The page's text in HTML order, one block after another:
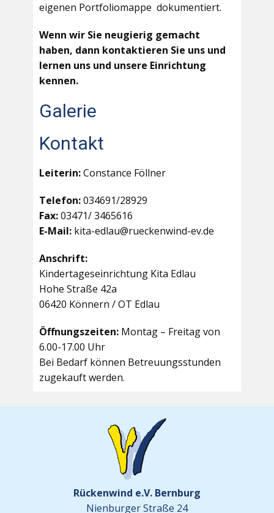
eigenen Portfoliomappe dokumentiert.
Wenn wir Sie neugierig gemacht
haben, dann kontaktieren Sie uns und
lernen uns und unsere Einrichtung
kennen.
Galerie
Kontakt
Leiterin:Constance Föllner
Telefon:034691/28929
Fax:03471/ 3465616
E-Mail: kita-edlau@rueckenwind-ev.de
Anschrift:
Kindertageseinrichtung Kita Edlau
Hohe Straße 42a
06420 Könnern / OT Edlau
Öffnungszeiten: Montag – Freitag von
6.00-17.00 Uhr
Bei Bedarf können Betreuungsstunden
zugekauft werden.
Rückenwind e.V. Bernburg
Nienburger Straße 24